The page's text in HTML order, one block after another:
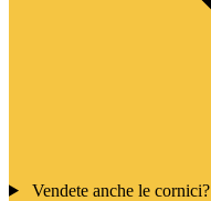
Vendete anche le cornici?